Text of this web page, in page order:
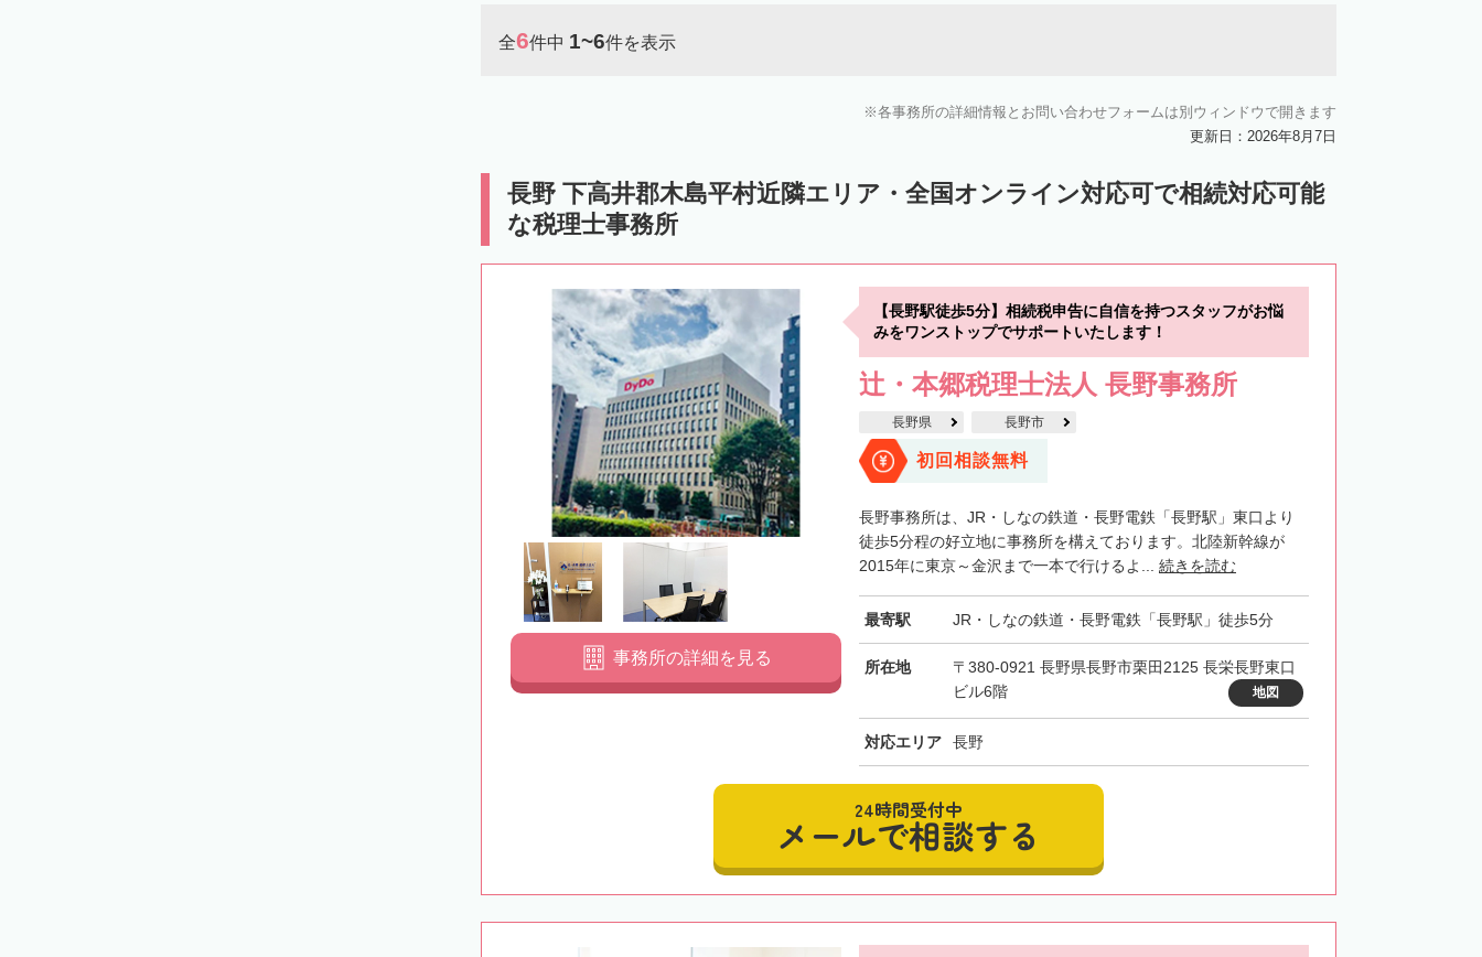
下伊那郡大鹿村 下伊那郡根羽村
全6件中 1~6件を表示
各事務所の詳細情報とお問い合わせフォームは別ウィンドウで開きます
更新日：2026年8月7日
長野 下高井郡木島平村近隣エリア・全国オンライン対応可で相続対応可能
な税理士事務所
【長野駅徒歩5分】相続税申告に自信を持つスタッフがお悩
みをワンストップでサポートいたします！
辻・本郷税理士法人 長野事務所
長野県 長野市
初回相談無料
長野事務所は、JR・しなの鉄道・長野電鉄「長野駅」東口より
徒歩5分程の好立地に事務所を構えております。北陸新幹線が
2015年に東京～金沢まで一本で行けるよ... 続きを読む
最寄駅 JR・しなの鉄道・長野電鉄「長野駅」徒歩5分
所在地
〒380-0921 長野県長野市栗田2125 長栄長野東口
ビル6階
地図
対応エリア 長野
事務所の詳細を見る
24時間受付中
メールで相談する